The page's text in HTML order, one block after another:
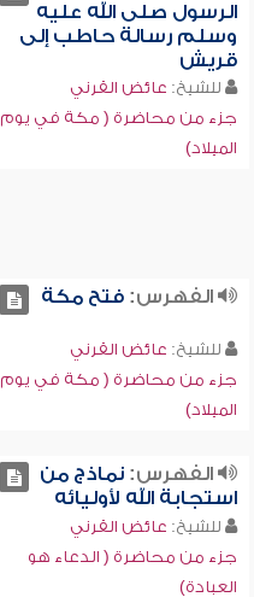
الرسول صلى الله عليه
وسلم رسالة حاطب إلى
قريش
للشيخ: عائض القرني
جزء من محاضرة ( مكة في يوم
الميلاد)
الفهرس:فتح مكة
للشيخ: عائض القرني
جزء من محاضرة ( مكة في يوم
الميلاد)
الفهرس:نماذج من
استجابة الله لأوليائه
للشيخ: عائض القرني
جزء من محاضرة ( الدعاء هو
العبادة)